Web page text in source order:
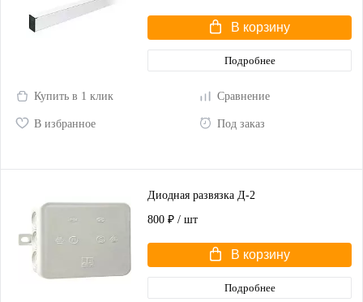
В корзину
Подробнее
Купить в 1 клик Сравнение
В избранное Под заказ
Диодная развязка Д-2
800 ₽ / шт
В корзину
Подробнее